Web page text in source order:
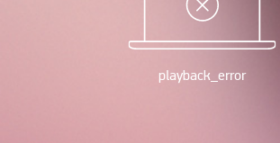
playback_error